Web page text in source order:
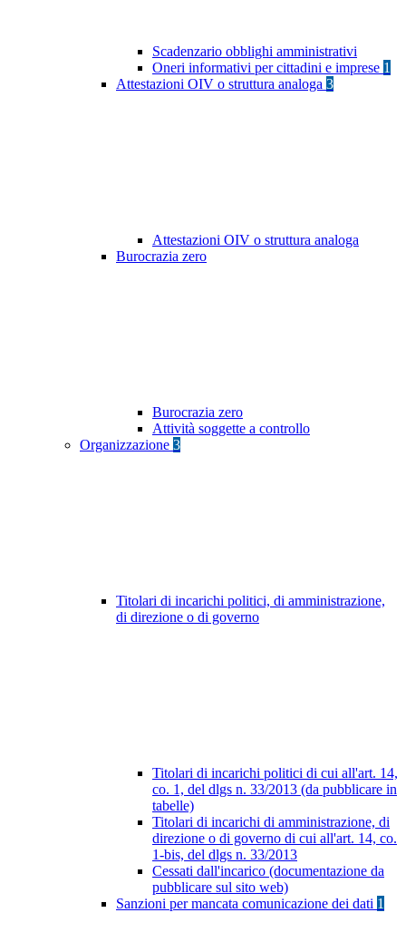
Scadenzario obblighi amministrativi
Oneri informativi per cittadini e imprese 1
Attestazioni OIV o struttura analoga 3
Attestazioni OIV o struttura analoga
Burocrazia zero
Burocrazia zero
Attività soggette a controllo
Organizzazione 3
Titolari di incarichi politici, di amministrazione,
di direzione o di governo
Titolari di incarichi politici di cui all'art. 14,
co. 1, del dlgs n. 33/2013 (da pubblicare in
tabelle)
Titolari di incarichi di amministrazione, di
direzione o di governo di cui all'art. 14, co.
1-bis, del dlgs n. 33/2013
Cessati dall'incarico (documentazione da
pubblicare sul sito web)
Sanzioni per mancata comunicazione dei dati 1